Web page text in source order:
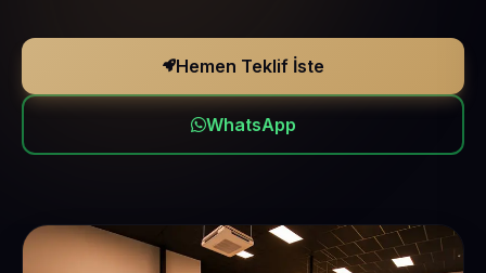
Hemen Teklif İste
WhatsApp